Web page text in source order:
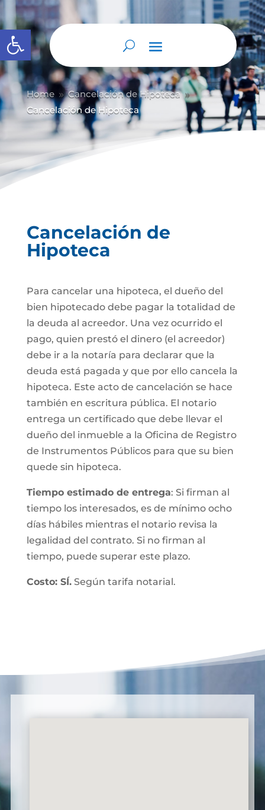
Abrir barra de herramientas
Home 9 Cancelación de Hipoteca 9
Cancelación de Hipoteca
Cancelación de
Hipoteca
Para cancelar una hipoteca, el dueño del
bien hipotecado debe pagar la totalidad de
la deuda al acreedor. Una vez ocurrido el
pago, quien prestó el dinero (el acreedor)
debe ir a la notaría para declarar que la
deuda está pagada y que por ello cancela la
hipoteca. Este acto de cancelación se hace
también en escritura pública. El notario
entrega un certificado que debe llevar el
dueño del inmueble a la Oficina de Registro
de Instrumentos Públicos para que su bien
quede sin hipoteca.
Tiempo estimado de entrega: Si firman al
tiempo los interesados, es de mínimo ocho
días hábiles mientras el notario revisa la
legalidad del contrato. Si no firman al
tiempo, puede superar este plazo.
Costo: SÍ.Según tarifa notarial.